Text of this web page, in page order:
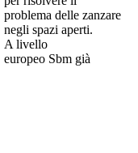
problema delle zanzare
negli spazi aperti.
A livello
europeo Sbm già